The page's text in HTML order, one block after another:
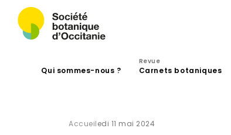
Qui sommes-nous ?
Revue
Carnets botaniques
Accueiledi 11 mai 2024